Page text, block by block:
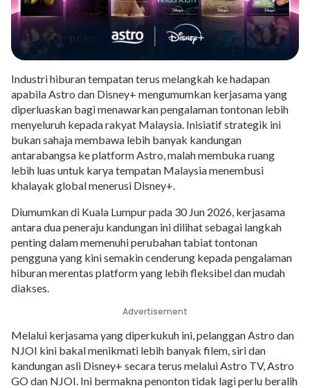
Industri hiburan tempatan terus melangkah ke hadapan
apabila Astro dan Disney+ mengumumkan kerjasama yang
diperluaskan bagi menawarkan pengalaman tontonan lebih
menyeluruh kepada rakyat Malaysia. Inisiatif strategik ini
bukan sahaja membawa lebih banyak kandungan
antarabangsa ke platform Astro, malah membuka ruang
lebih luas untuk karya tempatan Malaysia menembusi
khalayak global menerusi Disney+.
Diumumkan di Kuala Lumpur pada 30 Jun 2026, kerjasama
antara dua peneraju kandungan ini dilihat sebagai langkah
penting dalam memenuhi perubahan tabiat tontonan
pengguna yang kini semakin cenderung kepada pengalaman
hiburan merentas platform yang lebih fleksibel dan mudah
diakses.
Advertisement
Melalui kerjasama yang diperkukuh ini, pelanggan Astro dan
NJOI kini bakal menikmati lebih banyak filem, siri dan
kandungan asli Disney+ secara terus melalui Astro TV, Astro
GO dan NJOI. Ini bermakna penonton tidak lagi perlu beralih